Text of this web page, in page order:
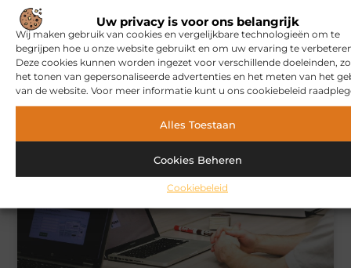
Uw privacy is voor ons belangrijk
Wij maken gebruik van cookies en vergelijkbare technologieën om te
begrijpen hoe u onze website gebruikt en om uw ervaring te
Deze cookies kunnen worden ingezet voor verschillende doeleinden,
het tonen van gepersonaliseerde advertenties en het meten van het
van de website. Voor meer informatie kunt u ons cookiebeleid
Alles Toestaan
Cookies Beheren
Cookiebeleid